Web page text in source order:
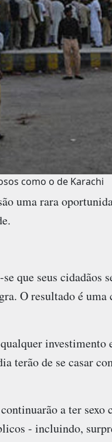
como o de Karachi
uma rara
que seus cidadãos
O resultado é
terão de se casar
a ter
- incluindo,